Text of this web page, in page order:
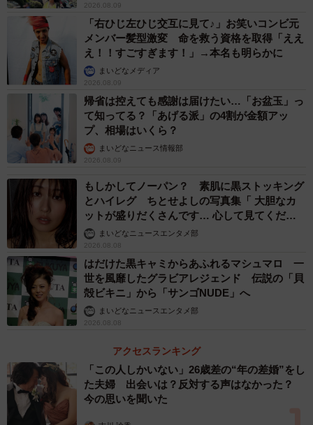
バスマンさんは実家を離れて暮らしていたため、父の異
変には気付きませんでしたが、３年ほど前、母から電話で
「（父に）認知症の感じがある」と告げられました。直後
に帰省した際は普通に会話も挨拶もできたため「老化によ
る物忘れやミスを大げさに捉えているだけでは」程度に思
っていましたが、その後も母からは事あるごとに「やっぱ
りおかしい」と伝えられ、１年半ほど前に病院で検査した
ところ「前頭葉型認知症」と診断されました。
診断後も、正月などで帰省すると、父は口数は少ないも
のの「おかえり」などと話してくれ、「いわゆる認知症の
イメージと比べると『そんなに酷いのかな』と思ってい
た」とバスマンさん。ただ、その頃から実家の至る所に母
が書いた「〇〇はしない」「ここは開けない」といった紙
が貼られ、散歩に出て道に迷い、警察に保護されることが
数回あったといいます。
2026.08.09
「右ひじ左ひじ交互に見て♪」お笑いコンビ元
メンバー髪型激変 命を救う資格を取得「ええ
え！！すごすぎます！」→本名も明らかに
まいどなメディア
2026.08.09
帰省は控えても感謝は届けたい…「お盆玉」っ
て知ってる？「あげる派」の4割が金額アッ
プ、相場はいくら？
まいどなニュース情報部
2026.08.09
もしかしてノーパン？ 素肌に黒ストッキング
とハイレグ ちとせよしの写真集「 大胆なカ
ットが盛りだくさんです… 心して見てくださ
い」まいどなニュースエンタメ部
2026.08.08
はだけた黒キャミからあふれるマシュマロ 一
世を風靡したグラビアレジェンド 伝説の「貝
殻ビキニ」から「サンゴNUDE」へ
まいどなニュースエンタメ部
2026.08.08
アクセスランキング
「この人しかいない」26歳差の“年の差婚”をし
た夫婦 出会いは？反対する声はなかった？
今の思いを聞いた